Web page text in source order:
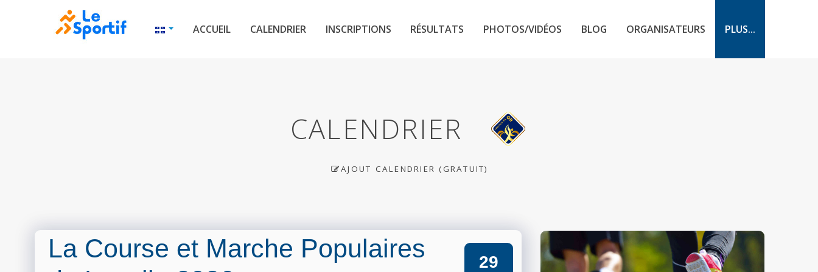
ACCUEIL CALENDRIER INSCRIPTIONS RÉSULTATS PHOTOS/VIDÉOS BLOG ORGANISATEURS PLUS...
CALENDRIER
AJOUT CALENDRIER (GRATUIT)
La Course et Marche Populaires
29